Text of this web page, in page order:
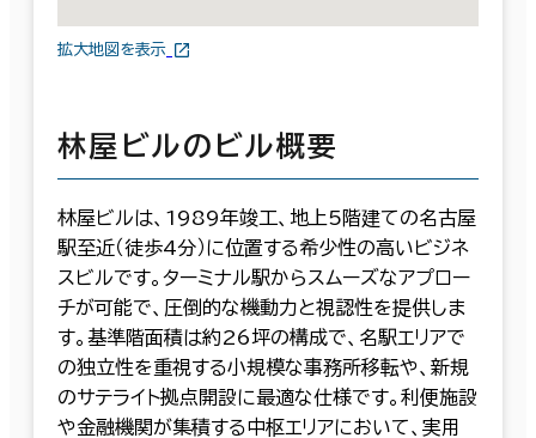
拡大地図を表示
林屋ビルのビル概要
林屋ビルは、1989年竣工、地上5階建ての名古屋
駅至近（徒歩4分）に位置する希少性の高いビジネ
スビルです。ターミナル駅からスムーズなアプロー
チが可能で、圧倒的な機動力と視認性を提供しま
す。基準階面積は約26坪の構成で、名駅エリアで
の独立性を重視する小規模な事務所移転や、新規
のサテライト拠点開設に最適な仕様です。利便施設
や金融機関が集積する中枢エリアにおいて、実用